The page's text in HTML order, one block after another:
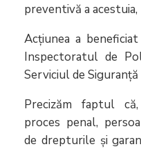
preventivă a
Acțiunea a
Inspectoratul de
Serviciul de
Precizăm faptul
proces penal,
de drepturile și